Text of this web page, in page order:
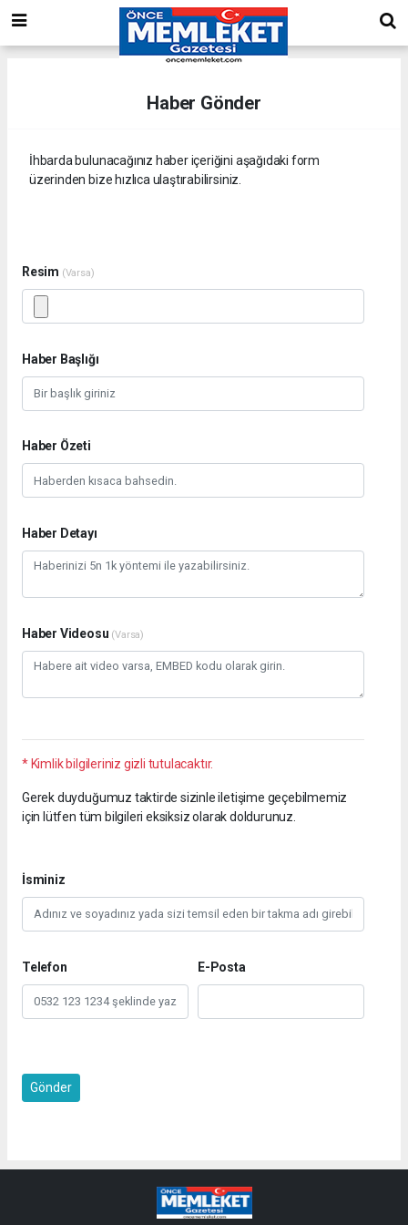
Haber Gönder
İhbarda bulunacağınız haber içeriğini aşağıdaki form
üzerinden bize hızlıca ulaştırabilirsiniz.
Resim (Varsa)
Haber Başlığı
Haber Özeti
Haber Detayı
Haber Videosu (Varsa)
* Kimlik bilgileriniz gizli tutulacaktır.
Gerek duyduğumuz taktirde sizinle iletişime geçebilmemiz
için lütfen tüm bilgileri eksiksiz olarak doldurunuz.
İsminiz
Telefon E-Posta
Gönder